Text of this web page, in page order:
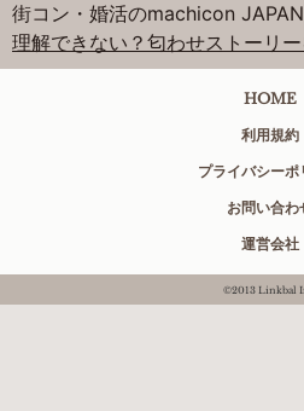
街コン・婚活のmachicon JAPAN
理解できない？匂わせストーリ
HOME
利用規約
プライバシーポ
お問い合わ
運営会社
©2013 Linkbal